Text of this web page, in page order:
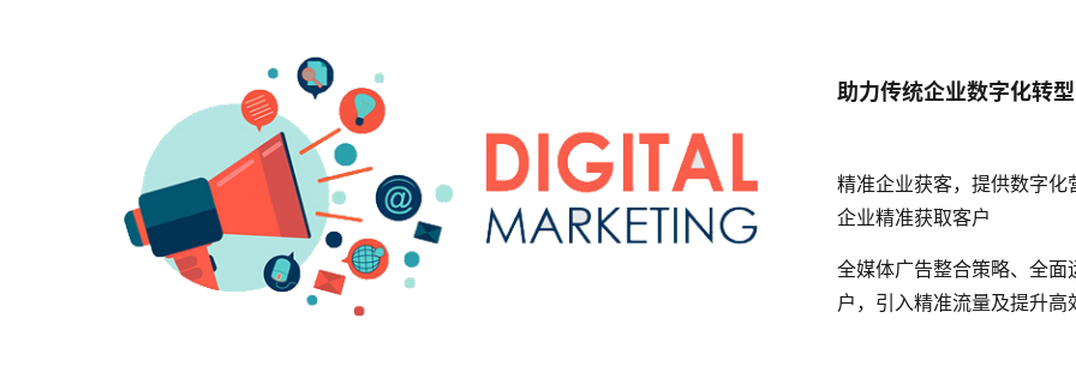
助力传统企业数字化转型
精准企业获客，提供数字
企业精准获取客户
全媒体广告整合策略、全
户，引入精准流量及提升高